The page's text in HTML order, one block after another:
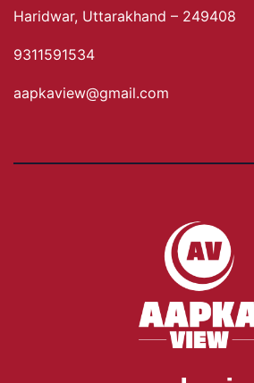
Haridwar, Uttarakhand – 249408
9311591534
aapkaview@gmail.com